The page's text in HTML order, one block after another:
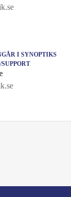
I SYNOPTIKS